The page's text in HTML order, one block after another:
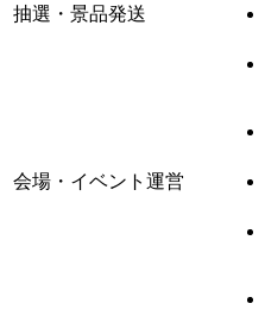
抽選・景品発送
会場・イベント運営